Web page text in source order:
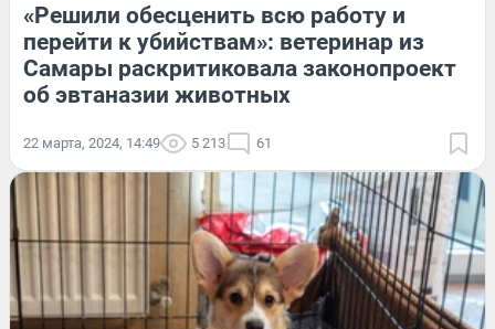
«Решили обесценить всю работу и
перейти к убийствам»: ветеринар из
Самары раскритиковала законопроект
об эвтаназии животных
22 марта, 2024, 14:49 5 213 61